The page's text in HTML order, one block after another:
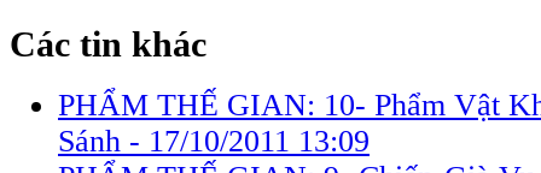
Các tin khác
PHẨM THẾ GIAN: 10- Phẩm Vật
Sánh - 17/10/2011 13:09